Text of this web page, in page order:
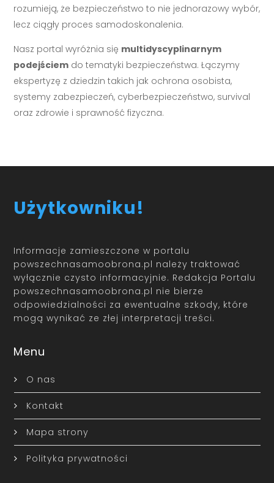
rozumieją, że bezpieczeństwo to nie jednorazowy wybór,
lecz ciągły proces samodoskonalenia.
Nasz portal wyróżnia się multidyscyplinarnym
podejściem do tematyki bezpieczeństwa. Łączymy
ekspertyzę z dziedzin takich jak ochrona osobista,
systemy zabezpieczeń, cyberbezpieczeństwo, survival
oraz zdrowie i sprawność fizyczna.
Użytkowniku!
Informacje zamieszczone w portalu
powszechnasamoobrona.pl należy traktować
wyłącznie czysto informacyjnie. Redakcja Portalu
powszechnasamoobrona.pl nie bierze
odpowiedzialności za ewentualne szkody, które
mogą wynikać ze złej interpretacji treści.
Menu
O nas
Kontakt
Mapa strony
Polityka prywatności